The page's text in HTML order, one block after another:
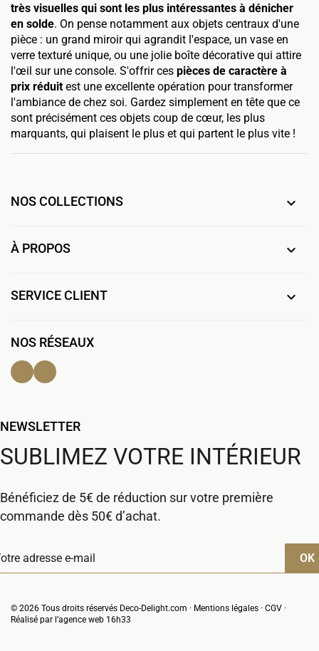
très visuelles qui sont les plus intéressantes à dénicher
en solde. On pense notamment aux objets centraux d'une
pièce : un grand miroir qui agrandit l'espace, un vase en
verre texturé unique, ou une jolie boîte décorative qui attire
l'œil sur une console. S'offrir ces pièces de caractère à
prix réduitest une excellente opération pour transformer
l'ambiance de chez soi. Gardez simplement en tête que ce
sont précisément ces objets coup de cœur, les plus
marquants, qui plaisent le plus et qui partent le plus vite !
NOS COLLECTIONS 
À PROPOS 
SERVICE CLIENT 
NOS RÉSEAUX
Facebook
NEWSLETTER
SUBLIMEZ VOTRE INTÉRIEUR
Bénéficiez de 5€ de réduction sur votre première
commande dès 50€ d’achat.
© 2026 Tous droits réservés Deco-Delight.com · Mentions légales · CGV ·
Réalisé par l’agence web 16h33